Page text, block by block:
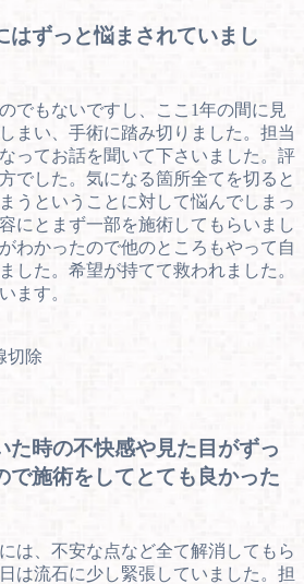
はずっと悩まされていまし
でもないですし、ここ1年の間に見
まい、手術に踏み切りました。担当
ってお話を聞いて下さいました。評
でした。気になる箇所全てを切ると
うということに対して悩んでしまっ
にとまず一部を施術してもらいまし
わかったので他のところもやって自
した。希望が持てて救われました。
ます。
切除
た時の不快感や見た目がずっ
で施術をしてとても良かった
は、不安な点など全て解消してもら
は流石に少し緊張していました。担